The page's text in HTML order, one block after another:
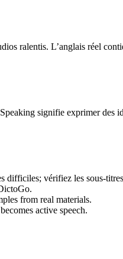
ralentis. L’anglais réel
signifie exprimer
difficiles; vérifiez les sous-
from real materials.
active speech.